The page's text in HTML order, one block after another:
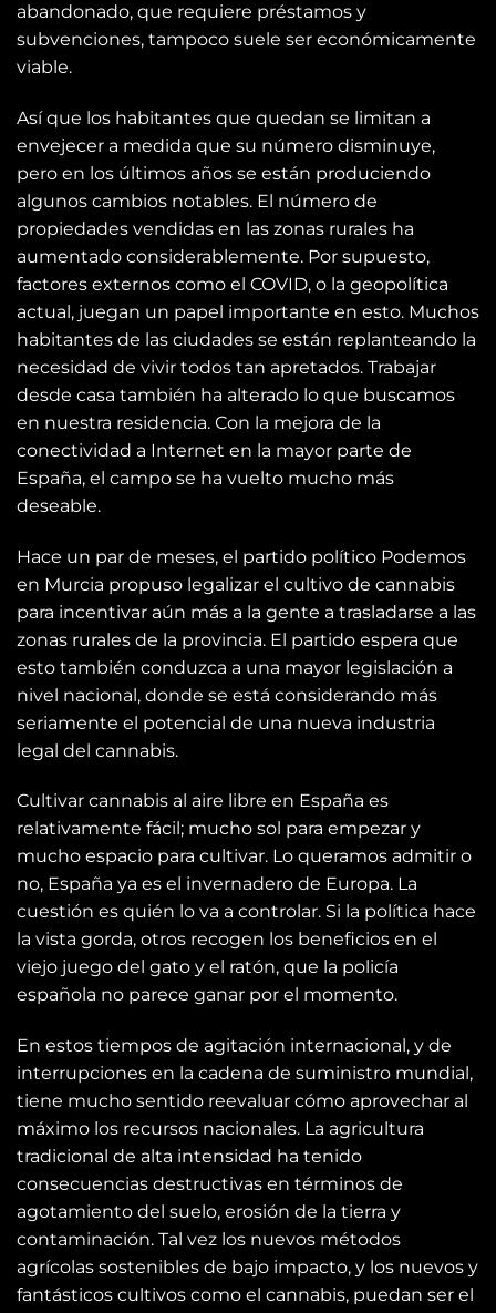
abandonado, que requiere préstamos y
subvenciones, tampoco suele ser económicamente
viable.
Así que los habitantes que quedan se limitan a
envejecer a medida que su número disminuye,
pero en los últimos años se están produciendo
algunos cambios notables. El número de
propiedades vendidas en las zonas rurales ha
aumentado considerablemente. Por supuesto,
factores externos como el COVID, o la geopolítica
actual, juegan un papel importante en esto. Muchos
habitantes de las ciudades se están replanteando la
necesidad de vivir todos tan apretados. Trabajar
desde casa también ha alterado lo que buscamos
en nuestra residencia. Con la mejora de la
conectividad a Internet en la mayor parte de
España, el campo se ha vuelto mucho más
deseable.
Hace un par de meses, el partido político Podemos
en Murcia propuso legalizar el cultivo de cannabis
para incentivar aún más a la gente a trasladarse a las
zonas rurales de la provincia. El partido espera que
esto también conduzca a una mayor legislación a
nivel nacional, donde se está considerando más
seriamente el potencial de una nueva industria
legal del cannabis.
Cultivar cannabis al aire libre en España es
relativamente fácil; mucho sol para empezar y
mucho espacio para cultivar. Lo queramos admitir o
no, España ya es el invernadero de Europa. La
cuestión es quién lo va a controlar. Si la política hace
la vista gorda, otros recogen los beneficios en el
viejo juego del gato y el ratón, que la policía
española no parece ganar por el momento.
En estos tiempos de agitación internacional, y de
interrupciones en la cadena de suministro mundial,
tiene mucho sentido reevaluar cómo aprovechar al
máximo los recursos nacionales. La agricultura
tradicional de alta intensidad ha tenido
consecuencias destructivas en términos de
agotamiento del suelo, erosión de la tierra y
contaminación. Tal vez los nuevos métodos
agrícolas sostenibles de bajo impacto, y los nuevos y
fantásticos cultivos como el cannabis, puedan ser el